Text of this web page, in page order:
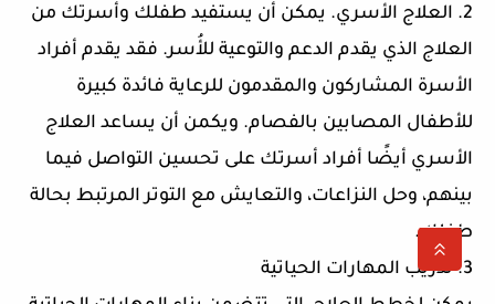
2. العلاج الأسري. يمكن أن يستفيد طفلك وأسرتك من
العلاج الذي يقدم الدعم والتوعية للأُسر. فقد يقدم أفراد
الأسرة المشاركون والمقدمون للرعاية فائدة كبيرة
للأطفال المصابين بالفصام. ويكمن أن يساعد العلاج
الأسري أيضًا أفراد أسرتك على تحسين التواصل فيما
بينهم، وحل النزاعات، والتعايش مع التوتر المرتبط بحالة
طفلك.
3. تدريب المهارات الحياتية